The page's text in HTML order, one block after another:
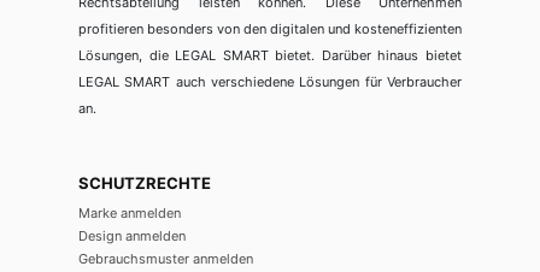
profitieren besonders von den digitalen und kosteneffizienten
Lösungen, die LEGAL SMART bietet. Darüber hinaus bietet
LEGAL SMART auch verschiedene Lösungen für Verbraucher
an.
SCHUTZRECHTE
Marke anmelden
Design anmelden
Gebrauchsmuster anmelden